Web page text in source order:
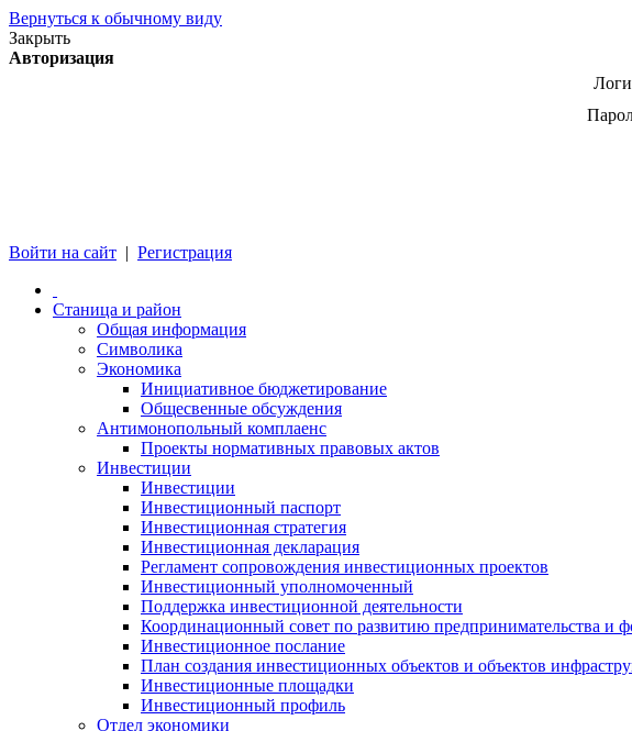
Вернуться к обычному виду
Закрыть
Авторизация
Войти на сайт | Регистрация
Станица и район
Общая информация
Символика
Экономика
Инициативное бюджетирование
Общесвенные обсуждения
Антимонопольный комплаенс
Проекты нормативных правовых актов
Инвестиции
Инвестиции
Инвестиционный паспорт
Инвестиционная стратегия
Инвестиционная декларация
Регламент сопровождения инвестиционных проектов
Инвестиционный уполномоченный
Поддержка инвестиционной деятельности
Координационный совет по развитию предпринимательства и
Инвестиционное послание
План создания инвестиционных объектов и объектов
Инвестиционные площадки
Инвестиционный профиль
Отдел экономики